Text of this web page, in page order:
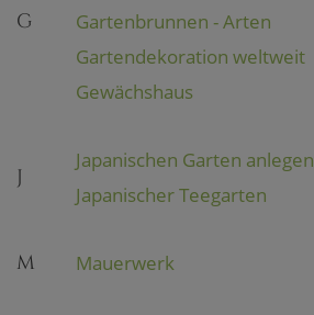
G
Gartenbrunnen - Arten
Gartendekoration weltweit
Gewächshaus
J
Japanischen Garten anlegen
Japanischer Teegarten
M Mauerwerk